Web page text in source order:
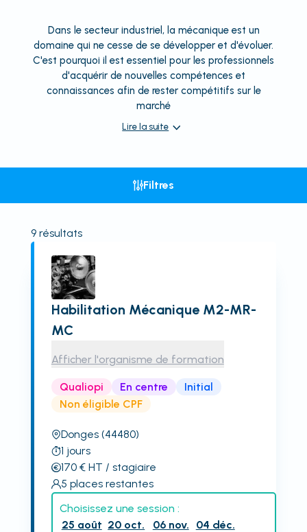
Dans le secteur industriel, la mécanique est un
domaine qui ne cesse de se développer et d'évoluer.
C'est pourquoi il est essentiel pour les professionnels
d'acquérir de nouvelles compétences et
connaissances afin de rester compétitifs sur le
marché
Lire la suite
Filtres
9résultats
Habilitation Mécanique M2-MR-
MC
Afficher l'organisme de formation
Qualiopi En centre
Initial
Non éligible CPF
Donges (44480)
1 jours
170€ HT / stagiaire
5 places restantes
Choisissez une session :
25 août 20 oct. 06 nov.
04 déc.